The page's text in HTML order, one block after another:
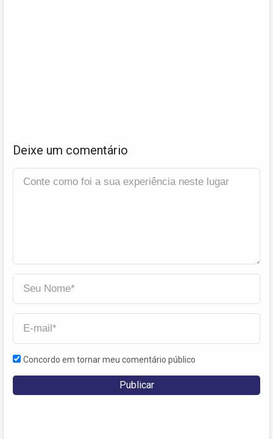
Deixe um comentário
Concordo em tornar meu comentário público